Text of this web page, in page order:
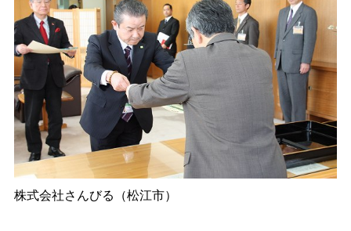
株式会社さんびる（松江市）